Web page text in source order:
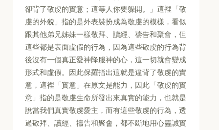
卻背了敬虔的實意；這等人你要躲開。」這裡「敬
虔的外貌」指的是外表裝扮成為敬虔的模樣，看似
跟其他弟兄姊妹一樣敬拜、讀經、禱告和聚會，但
這些都是表面虛假的行為，因為這些敬虔的行為背
後沒有一個真正愛神降服神的心，這一切就會變成
形式和虛假。因此保羅指出這就是違背了敬虔的實
意，這裡「實意」在原文是能力，因此「敬虔的實
意」指的是敬虔生命所發出來真實的能力，也就是
說當我們真實敬虔愛主，而有這些敬虔的行為，透
過敬拜、讀經、禱告和聚會，都不斷地用心靈誠實